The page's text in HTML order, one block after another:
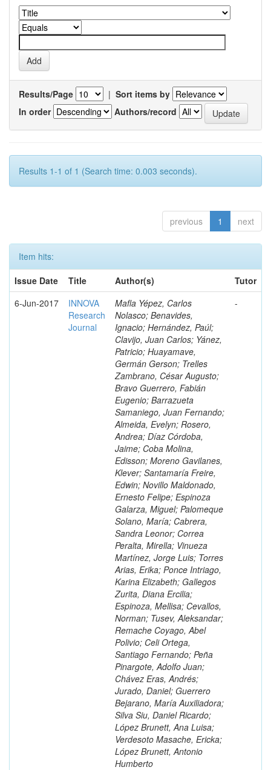
Results/Page | Sort items by
In order
Authors/record
Results 1-1 of 1 (Search time: 0.003 seconds).
previous 1 next
Item hits:
Issue Date
Title Author(s)
Tutor
6-Jun-2017
INNOVA
Research
Journal
Mafla Yépez, Carlos
Nolasco; Benavides,
Ignacio; Hernández, Paúl;
Clavijo, Juan Carlos; Yánez,
Patricio; Huayamave,
Germán Gerson; Trelles
Zambrano, César Augusto;
Bravo Guerrero, Fabián
Eugenio; Barrazueta
Samaniego, Juan Fernando;
Almeida, Evelyn; Rosero,
Andrea; Díaz Córdoba,
Jaime; Coba Molina,
Edisson; Moreno Gavilanes,
Klever; Santamaría Freire,
Edwin; Novillo Maldonado,
Ernesto Felipe; Espinoza
Galarza, Miguel; Palomeque
Solano, María; Cabrera,
Sandra Leonor; Correa
Peralta, Mirella; Vinueza
Martínez, Jorge Luis; Torres
Arias, Erika; Ponce Intriago,
Karina Elizabeth; Gallegos
Zurita, Diana Ercilia;
Espinoza, Mellisa; Cevallos,
Norman; Tusev, Aleksandar;
Remache Coyago, Abel
Polivio; Celi Ortega,
Santiago Fernando; Peña
Pinargote, Adolfo Juan;
Chávez Eras, Andrés;
Jurado, Daniel; Guerrero
Bejarano, María Auxiliadora;
Silva Siu, Daniel Ricardo;
López Brunett, Ana Luisa;
Verdesoto Masache, Ericka;
López Brunett, Antonio
Humberto
-